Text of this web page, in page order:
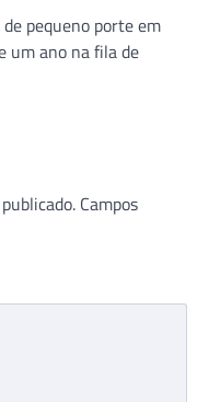
pequeno porte em
um ano na fila de
Campos